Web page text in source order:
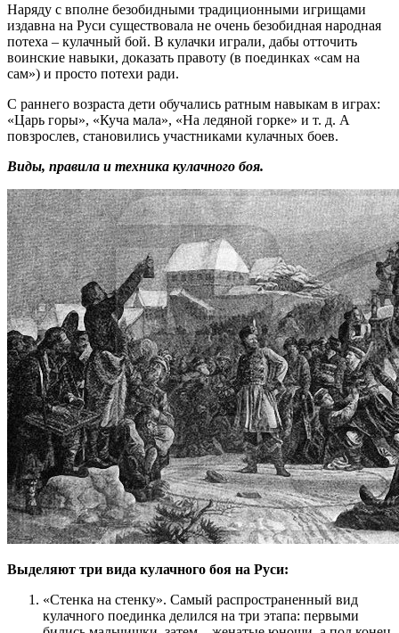
Наряду с вполне безобидными традиционными игрищами
издавна на Руси существовала не очень безобидная народная
потеха – кулачный бой. В кулачки играли, дабы отточить
воинские навыки, доказать правоту (в поединках «сам на
сам») и просто потехи ради.
С раннего возраста дети обучались ратным навыкам в играх:
«Царь горы», «Куча мала», «На ледяной горке» и т. д. А
повзрослев, становились участниками кулачных боев.
Виды, правила и техника кулачного боя.
Выделяют три вида кулачного боя на Руси:
«Стенка на стенку». Самый распространенный вид
кулачного поединка делился на три этапа: первыми